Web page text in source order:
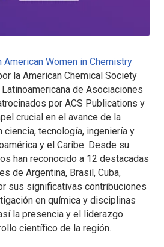
American Women in Chemistry
la American Chemical Society
de Asociaciones
por ACS Publications y
crucial en el avance de la
ciencia, tecnología, ingeniería y
y el Caribe. Desde su
han reconocido a 12 destacadas
de Argentina, Brasil, Cuba,
sus significativas contribuciones
en química y disciplinas
la presencia y el liderazgo
científico de la región.